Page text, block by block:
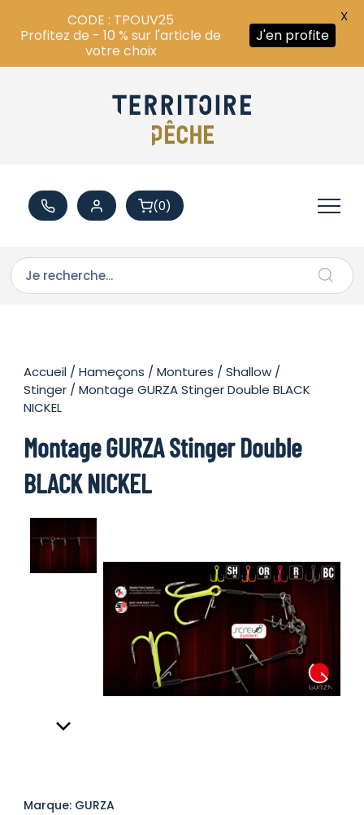
(0)
Accueil /Hameçons /Montures /Shallow /
Stinger / Montage GURZA Stinger Double BLACK
NICKEL
Montage GURZA Stinger Double
BLACK NICKEL
Marque: GURZA
CODE : TPOUV25
Profitez de - 10 % sur l'article de
votre choix
J'en profite
X